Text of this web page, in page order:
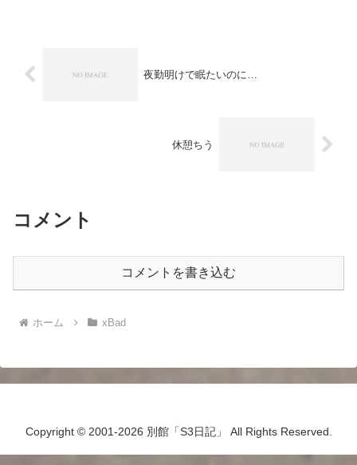
夜勤明けで眠たいのに…
休憩ちう
コメント
コメントを書き込む
ホーム xBad
Copyright © 2001-2026 別館「S3日記」 All Rights Reserved.